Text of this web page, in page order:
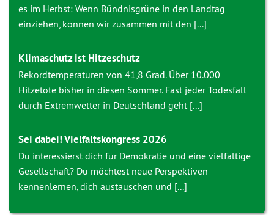
es im Herbst: Wenn Bündnisgrüne in den Landtag
einziehen, können wir zusammen mit den [...]
Klimaschutz ist Hitzeschutz
Rekordtemperaturen von 41,8 Grad. Über 10.000
Hitzetote bisher in diesen Sommer. Fast jeder Todesfall
durch Extremwetter in Deutschland geht [...]
Sei dabei! Vielfaltskongress 2026
Du interessierst dich für Demokratie und eine vielfältige
Gesellschaft? Du möchtest neue Perspektiven
kennenlernen, dich austauschen und [...]